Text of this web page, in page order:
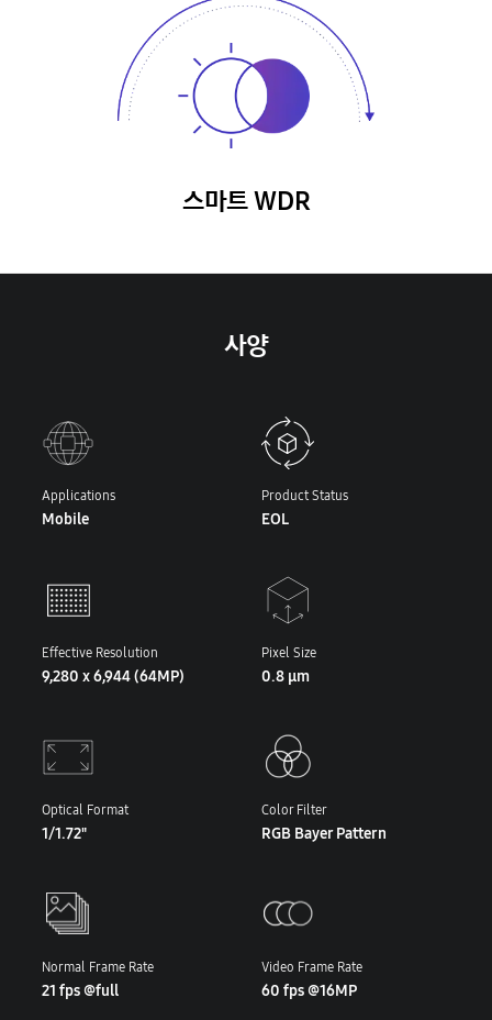
스마트 WDR
사양
Applications
Mobile
Product Status
EOL
Effective Resolution
9,280 x 6,944 (64MP)
Pixel Size
0.8 μm
Optical Format
1/1.72"
Color Filter
RGB Bayer Pattern
Normal Frame Rate
21 fps @full
Video Frame Rate
60 fps @16MP